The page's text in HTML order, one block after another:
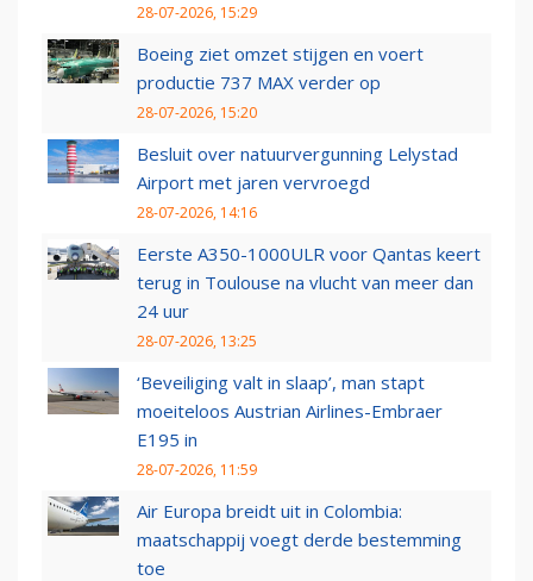
28-07-2026, 15:29
Boeing ziet omzet stijgen en voert
productie 737 MAX verder op
28-07-2026, 15:20
Besluit over natuurvergunning Lelystad
Airport met jaren vervroegd
28-07-2026, 14:16
Eerste A350-1000ULR voor Qantas keert
terug in Toulouse na vlucht van meer dan
24 uur
28-07-2026, 13:25
‘Beveiliging valt in slaap’, man stapt
moeiteloos Austrian Airlines-Embraer
E195 in
28-07-2026, 11:59
Air Europa breidt uit in Colombia:
maatschappij voegt derde bestemming
toe